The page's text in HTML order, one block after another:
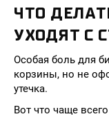
ЧТО
УХОДЯТ С
Особая боль для
корзины, но не
утечка.
Вот что чаще